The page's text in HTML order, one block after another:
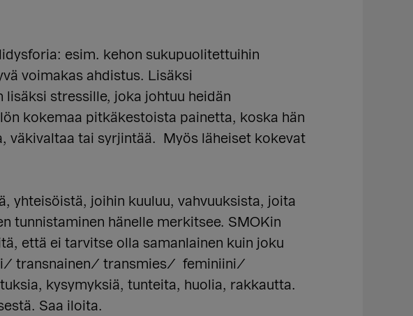
esim. kehon sukupuolitettuihin
voimakas ahdistus. Lisäksi
stressille, joka johtuu heidän
kokemaa pitkäkestoista painetta, koska hän
väkivaltaa tai syrjintää. Myös läheiset kokevat
yhteisöistä, joihin kuuluu, vahvuuksista, joita
tunnistaminen hänelle merkitsee. SMOKin
että ei tarvitse olla samanlainen kuin joku
transnainen/ transmies/ feminiini/
kysymyksiä, tunteita, huolia, rakkautta.
Saa iloita.